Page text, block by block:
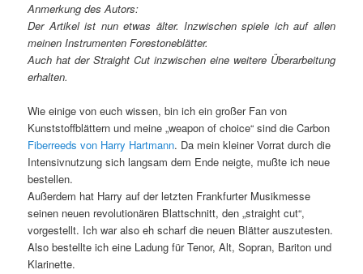
Anmerkung des Autors:
Der Artikel ist nun etwas älter. Inzwischen spiele ich auf allen
meinen Instrumenten Forestoneblätter.
Auch hat der Straight Cut inzwischen eine weitere Überarbeitung
erhalten.
Wie einige von euch wissen, bin ich ein großer Fan von
Kunststoffblättern und meine „weapon of choice“ sind die Carbon
Fiberreeds von Harry Hartmann. Da mein kleiner Vorrat durch die
Intensivnutzung sich langsam dem Ende neigte, mußte ich neue
bestellen.
Außerdem hat Harry auf der letzten Frankfurter Musikmesse
seinen neuen revolutionären Blattschnitt, den „straight cut“,
vorgestellt. Ich war also eh scharf die neuen Blätter auszutesten.
Also bestellte ich eine Ladung für Tenor, Alt, Sopran, Bariton und
Klarinette.